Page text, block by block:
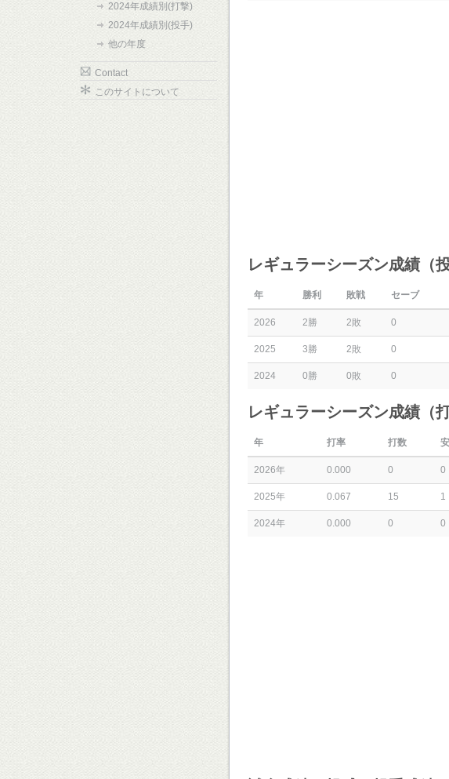
2024年成績別(打撃)
2024年成績別(投手)
他の年度
Contact
このサイトについて
レギュラーシーズン成績（
年 勝利 敗戦 セーブ
2026 2勝 2敗 0
2025 3勝 2敗 0
2024 0勝 0敗 0
レギュラーシーズン成績（
年 打率 打数
2026年 0.000 0 0
2025年 0.067 15 1
2024年 0.000 0 0